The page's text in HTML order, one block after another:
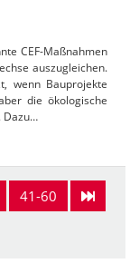
CEF-Maßnahmen
auszugleichen.
wenn Bauprojekte
die ökologische
Dazu…
41-60